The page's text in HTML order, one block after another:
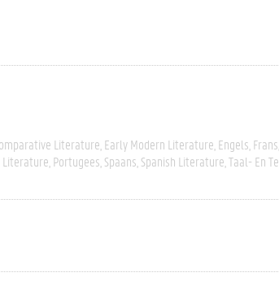
Literature Early Modern Literature Engels Frans
Literature Portugees Spaans Spanish Literature Taal- En